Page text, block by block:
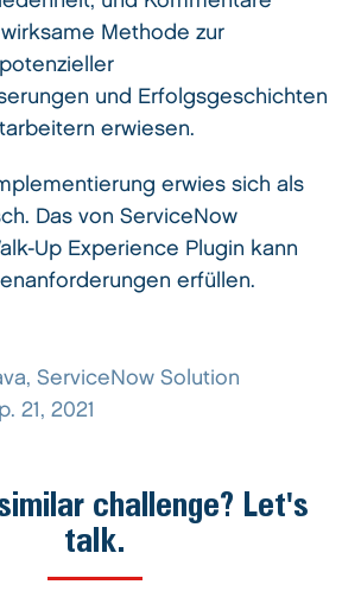
Methode zur
und Erfolgsgeschichten
erwiesen.
erwies sich als
Das von ServiceNow
Up Experience Plugin kann
erfüllen.
ServiceNow Solution
21, 2021
challenge? Let's
talk.